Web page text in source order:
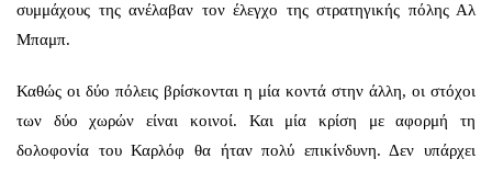
συμμάχους της ανέλαβαν τον έλεγχο της στρατηγικής πόλης Αλ
Μπαμπ.
Καθώς οι δύο πόλεις βρίσκονται η μία κοντά στην άλλη, οι στόχοι
των δύο χωρών είναι κοινοί. Και μία κρίση με αφορμή τη
δολοφονία του Καρλόφ θα ήταν πολύ επικίνδυνη. Δεν υπάρχει